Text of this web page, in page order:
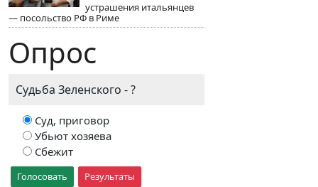
устрашения итальянцев
— посольство РФ в Риме
Опрос
Судьба Зеленского - ?
Суд, приговор
Убьют хозяева
Сбежит
Голосовать Результаты